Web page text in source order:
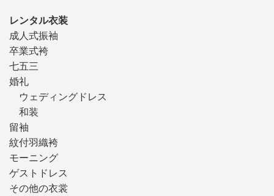
レンタル衣装
成人式振袖
卒業式袴
七五三
婚礼
ウェディングドレス
和装
留袖
紋付羽織袴
モーニング
ゲストドレス
その他の衣裳